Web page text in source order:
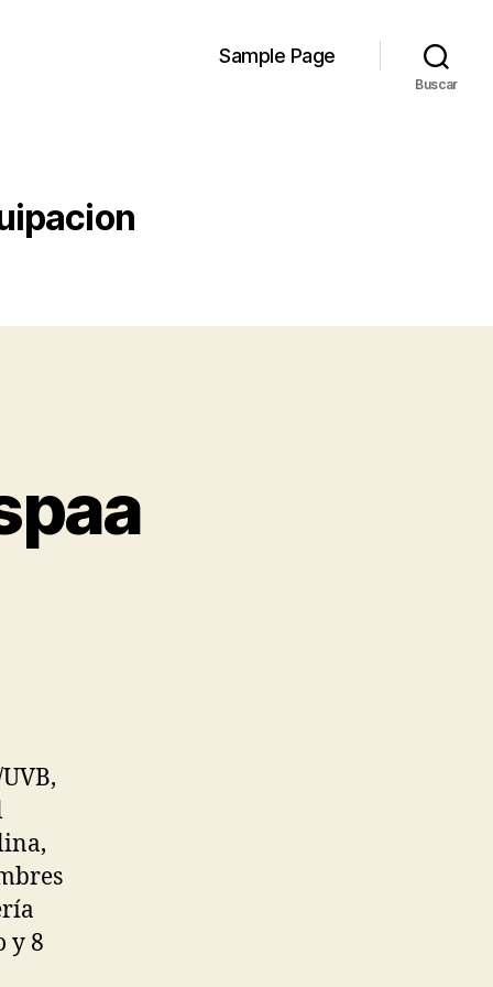
Sample Page
Buscar
y 8